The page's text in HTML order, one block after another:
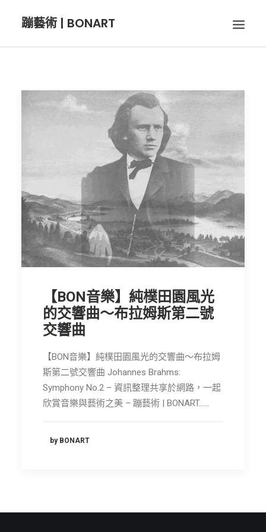
蹦藝術 | BONART
BON插畫
BON旅行
關於我們
會員專區
【BON音樂】純樸田園風光
的交響曲～布拉姆斯第二號
交響曲
【BON音樂】純樸田園風光的交響曲～布拉姆
斯第二號交響曲 Johannes Brahms:
Symphony No.2 – 資訊整理共享於網路，一起
欣賞音樂與藝術之美 – 蹦藝術 | BONART……
by BONART